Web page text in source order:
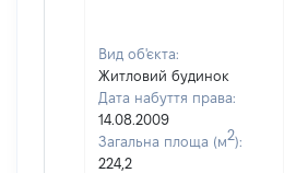
Вид об'єкта:
Житловий будинок
Дата набуття права:
14.08.2009
Загальна площа (м2):
224,2